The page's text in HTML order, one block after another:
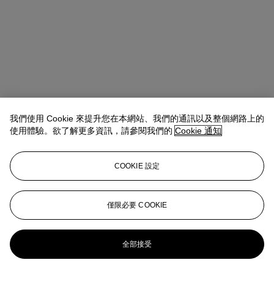
我們使用 Cookie 來提升您在本網站、我們的通訊以及整個網路上的
使用體驗。欲了解更多資訊，請參閱我們的 Cookie 通知
COOKIE 設定
僅限必要 COOKIE
全部接受